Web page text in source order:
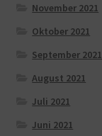
November 2021
Oktober 2021
September 2021
August 2021
Juli 2021
Juni 2021